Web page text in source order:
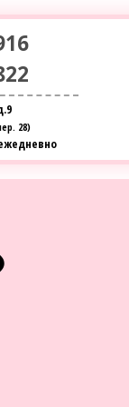
28)